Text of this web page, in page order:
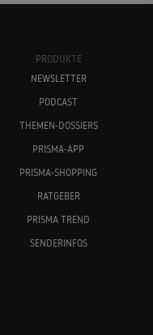
PRODUKTE
NEWSLETTER
PODCAST
THEMEN-DOSSIERS
PRISMA-APP
PRISMA-SHOPPING
RATGEBER
PRISMA TREND
SENDERINFOS